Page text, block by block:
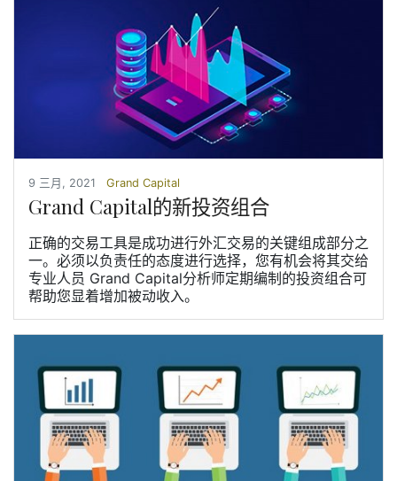
9 三月, 2021 Grand Capital
Grand Capital的新投资组合
正确的交易工具是成功进行外汇交易的关键组成部分之
一。必须以负责任的态度进行选择，您有机会将其交给
专业人员 Grand Capital分析师定期编制的投资组合可
帮助您显着增加被动收入。